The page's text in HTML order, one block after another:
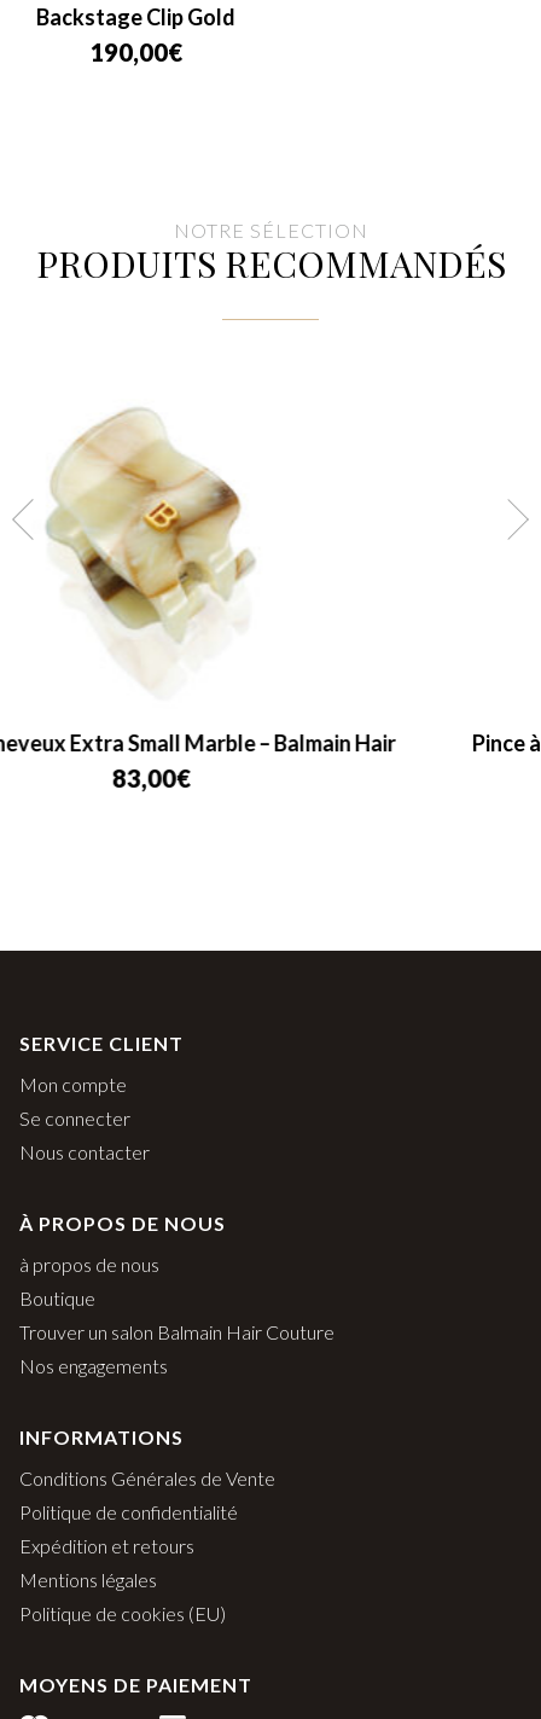
Backstage Clip Gold
190,00€
NOTRE SÉLECTION
PRODUITS RECOMMANDÉS
Pince à Cheveux Small Marble Locks of Gold –
SERVICE CLIENT
Mon compte
Se connecter
Nous contacter
À PROPOS DE NOUS
à propos de nous
Boutique
Trouver un salon Balmain Hair Couture
Nos engagements
INFORMATIONS
Conditions Générales de Vente
Politique de confidentialité
Expédition et retours
Mentions légales
Politique de cookies (EU)
MOYENS DE PAIEMENT